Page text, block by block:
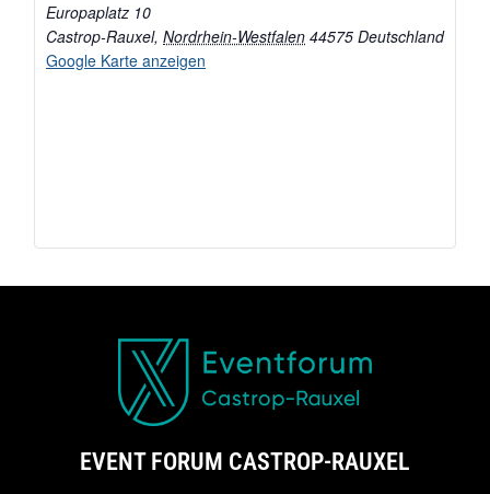
Europaplatz 10
Castrop-Rauxel, Nordrhein-Westfalen 44575 Deutschland
Google Karte anzeigen
EVENT FORUM CASTROP-RAUXEL